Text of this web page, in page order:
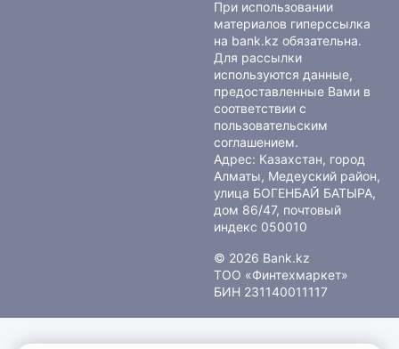
При использовании
материалов гиперссылка
на bank.kz обязательна.
Для рассылки
используются данные,
предоставленные Вами в
соответствии с
пользовательским
соглашением.
Адрес: Казахстан, город
Алматы, Медеуский район,
улица БОГЕНБАЙ БАТЫРА,
дом 86/47, почтовый
индекс 050010
© 2026 Bank.kz
ТОО «Финтехмаркет»
БИН 231140011117